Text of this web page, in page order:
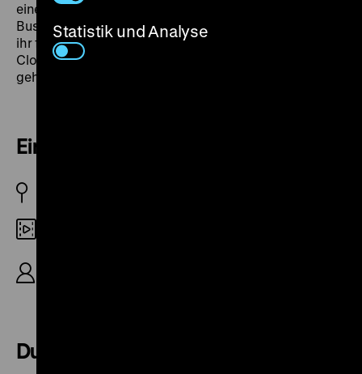
eine berühmte Schauspielerin (Hilde Schneider) ein
Busunternehmen anklagt, weil sie durch einen Unfall
ihr fotogenes Lächeln eingebüßt habe. Komiker,
Clowns und Musiker werden in den Gerichtssaal
geholt, um sie zum Lächeln zu bringen. (ps)
Ein verhängnisvolles Geigensolo
Du bist so schön, Berlinerin
Statistik und Analyse